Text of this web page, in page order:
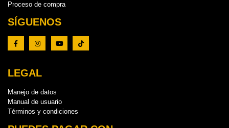
Proceso de compra
SÍGUENOS
LEGAL
Manejo de datos
Manual de usuario
Términos y condiciones